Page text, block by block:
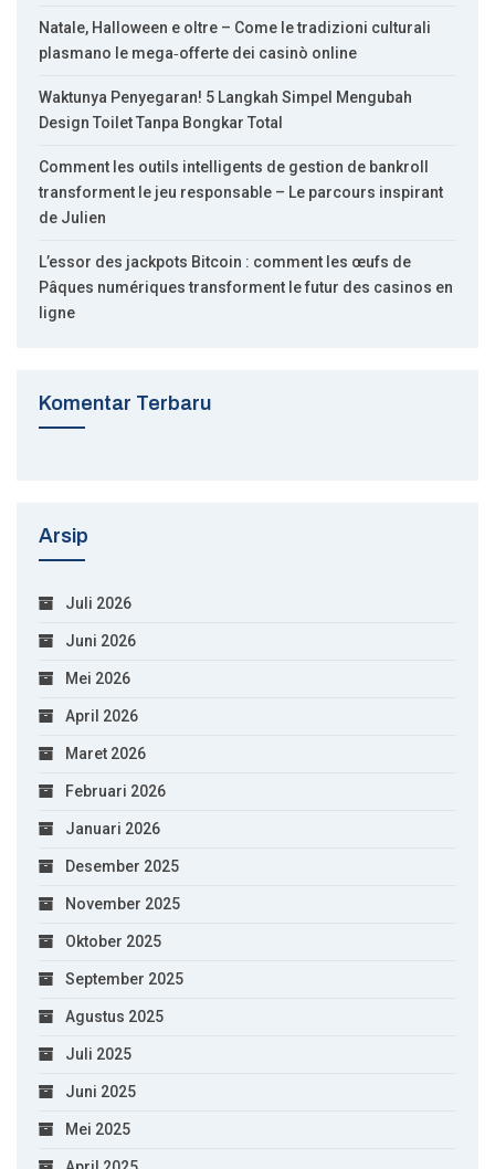
Natale, Halloween e oltre – Come le tradizioni culturali
plasmano le mega‑offerte dei casinò online
Waktunya Penyegaran! 5 Langkah Simpel Mengubah
Design Toilet Tanpa Bongkar Total
Comment les outils intelligents de gestion de bankroll
transforment le jeu responsable – Le parcours inspirant
de Julien
L’essor des jackpots Bitcoin : comment les œufs de
Pâques numériques transforment le futur des casinos en
ligne
Komentar Terbaru
Arsip
Juli 2026
Juni 2026
Mei 2026
April 2026
Maret 2026
Februari 2026
Januari 2026
Desember 2025
November 2025
Oktober 2025
September 2025
Agustus 2025
Juli 2025
Juni 2025
Mei 2025